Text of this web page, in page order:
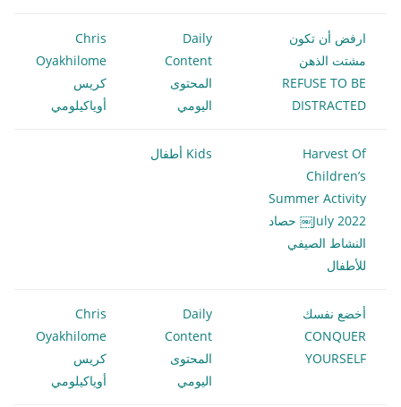
ارفض أن تكون
مشتت الذهن
REFUSE TO BE
DISTRACTED
Daily
Content
المحتوى
اليومي
Chris
Oyakhilome
كريس
أوياكيلومي
Harvest Of
Children’s
Summer Activity
July 2022￼ حصاد
النشاط الصيفي
للأطفال
Kids أطفال
أخضع نفسك
CONQUER
YOURSELF
Daily
Content
المحتوى
اليومي
Chris
Oyakhilome
كريس
أوياكيلومي